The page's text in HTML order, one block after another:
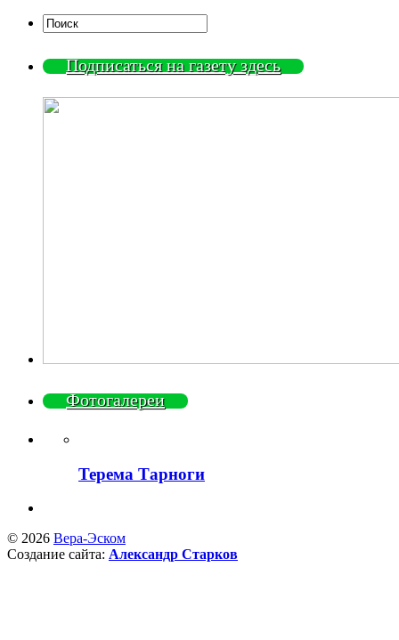
Подписаться на газету здесь
Фотогалереи
Терема Тарноги
© 2026 Вера-Эском
Создание сайта: Александр Старков